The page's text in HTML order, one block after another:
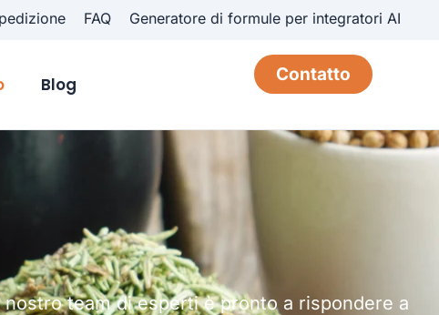
FAQ Generatore di formule per integratori AI
Blog Contatto
team di esperti è pronto a rispondere a